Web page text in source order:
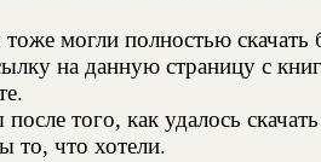
могли полностью скачать
на данную страницу с
того, как удалось
то, что хотели.